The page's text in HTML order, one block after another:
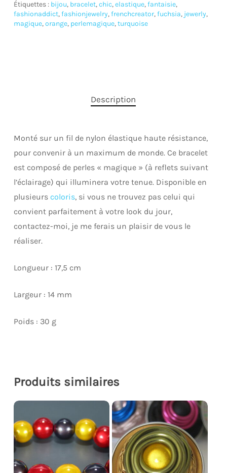
Étiquettes : bijou, bracelet,chic,elastique,fantaisie,
fashionaddict,fashionjewelry,frenchcreator,fuchsia, jewerly,
magique,orange, perlemagique,turquoise
Description
Monté sur un fil de nylon élastique haute résistance,
pour convenir à un maximum de monde. Ce bracelet
est composé de perles « magique » (à reflets suivant
l’éclairage) qui illuminera votre tenue. Disponible en
plusieurs coloris, si vous ne trouvez pas celui qui
convient parfaitement à votre look du jour,
contactez-moi, je me ferais un plaisir de vous le
réaliser.
Longueur : 17,5 cm
Largeur : 14 mm
Poids : 30 g
Produits similaires